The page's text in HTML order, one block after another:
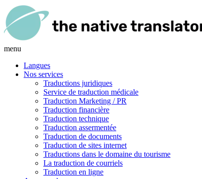
menu
Langues
Nos services
Traductions juridiques
Service de traduction médicale
Traduction Marketing / PR
Traduction financière
Traduction technique
Traduction assermentée
Traduction de documents
Traduction de sites internet
Traductions dans le domaine du tourisme
La traduction de courriels
Traduction en ligne